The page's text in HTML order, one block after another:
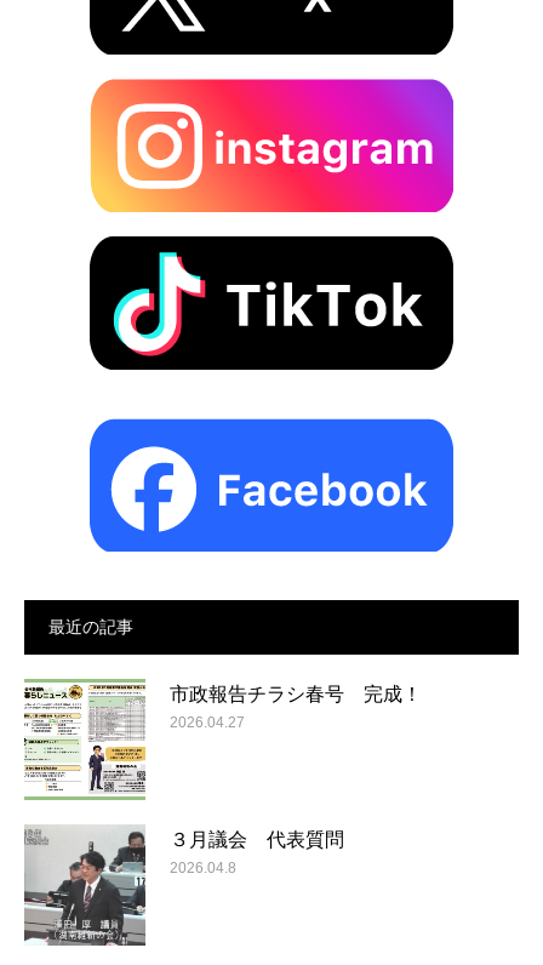
最近の記事
市政報告チラシ春号 完成！
2026.04.27
３月議会 代表質問
2026.04.8